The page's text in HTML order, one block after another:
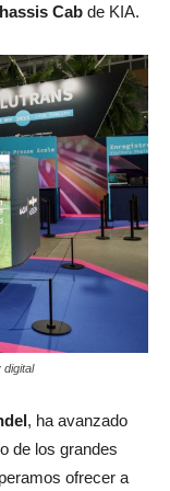
Cab de KIA.
digital
, ha avanzado
de los grandes
ofrecer a